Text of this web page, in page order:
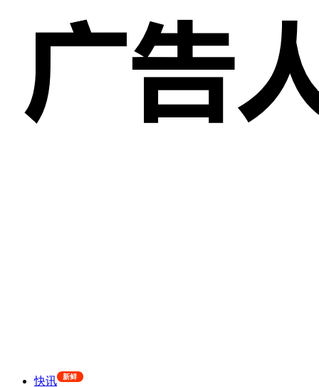
快讯 新鲜